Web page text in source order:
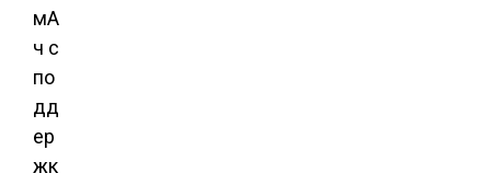
мА
ч с
по
дд
ер
жк